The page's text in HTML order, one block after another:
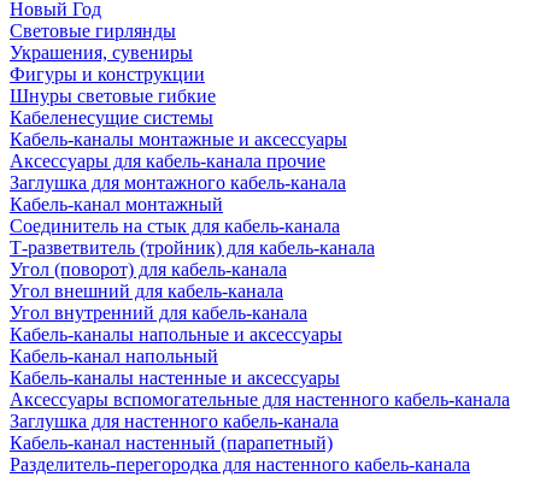
Новый Год
Световые гирлянды
Украшения, сувениры
Фигуры и конструкции
Шнуры световые гибкие
Кабеленесущие системы
Кабель-каналы монтажные и аксессуары
Аксессуары для кабель-канала прочие
Заглушка для монтажного кабель-канала
Кабель-канал монтажный
Соединитель на стык для кабель-канала
Т-разветвитель (тройник) для кабель-канала
Угол (поворот) для кабель-канала
Угол внешний для кабель-канала
Угол внутренний для кабель-канала
Кабель-каналы напольные и аксессуары
Кабель-канал напольный
Кабель-каналы настенные и аксессуары
Аксессуары вспомогательные для настенного кабель-канала
Заглушка для настенного кабель-канала
Кабель-канал настенный (парапетный)
Разделитель-перегородка для настенного кабель-канала